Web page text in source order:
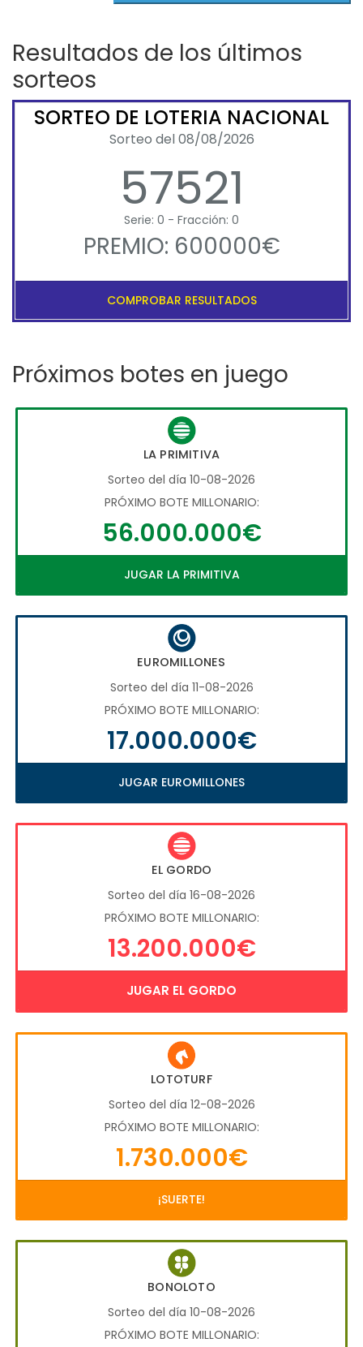
Resultados de los últimos
sorteos
SORTEO DE LOTERIA NACIONAL
Sorteo del 08/08/2026
57521
Serie: 0 - Fracción: 0
PREMIO: 600000€
COMPROBAR RESULTADOS
Próximos botes en juego
LA PRIMITIVA
Sorteo del día 10-08-2026
PRÓXIMO BOTE MILLONARIO:
56.000.000€
JUGAR LA PRIMITIVA
EUROMILLONES
Sorteo del día 11-08-2026
PRÓXIMO BOTE MILLONARIO:
17.000.000€
JUGAR EUROMILLONES
EL GORDO
Sorteo del día 16-08-2026
PRÓXIMO BOTE MILLONARIO:
13.200.000€
JUGAR EL GORDO
LOTOTURF
Sorteo del día 12-08-2026
PRÓXIMO BOTE MILLONARIO:
1.730.000€
¡SUERTE!
BONOLOTO
Sorteo del día 10-08-2026
PRÓXIMO BOTE MILLONARIO: